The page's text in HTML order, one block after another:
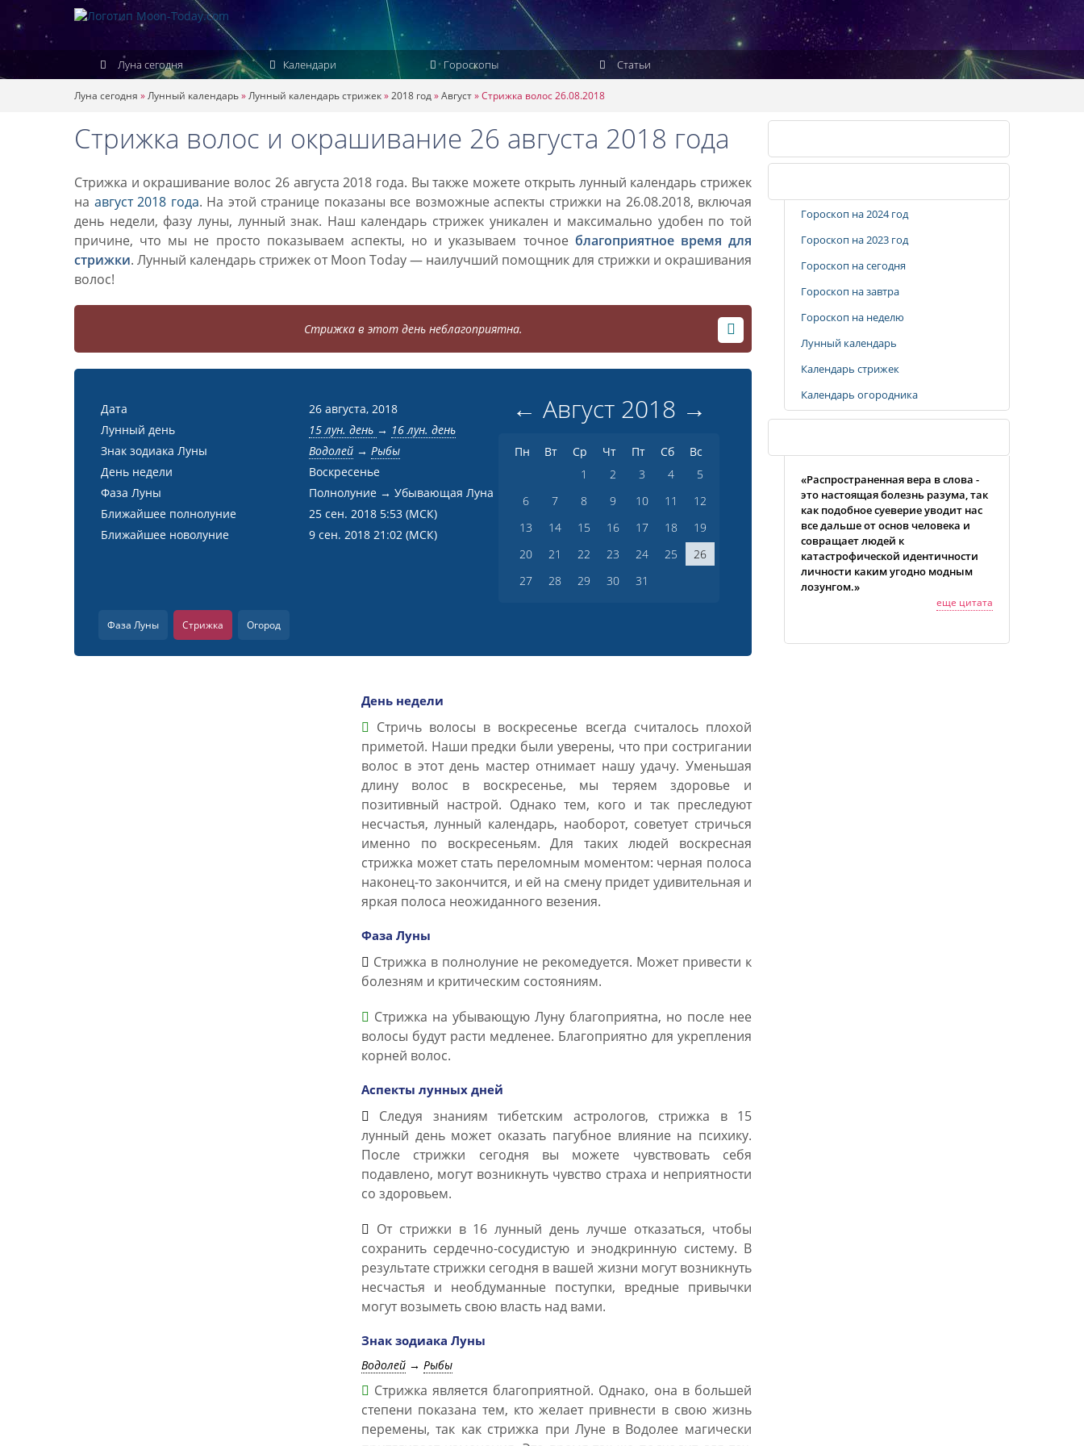
Луна сегодня Календари Гороскопы Статьи
Луна сегодня »Лунный календарь»Лунный календарь стрижек»2018 год»Август»Стрижка волос 26.08.2018
Стрижка волос и окрашивание 26 августа 2018 года
Стрижка и окрашивание волос 26 августа 2018 года. Вы также можете открыть лунный календарь стрижек
на август 2018 года. На этой странице показаны все возможные аспекты стрижки на 26.08.2018, включая
день недели, фазу луны, лунный знак. Наш календарь стрижек уникален и максимально удобен по той
причине, что мы не просто показываем аспекты, но и указываем точное благоприятное время для
стрижки. Лунный календарь стрижек от Moon Today — наилучший помощник для стрижки и окрашивания
волос!
Стрижка в этот день неблагоприятна.
Дата
26 августа, 2018
Лунный день
15 лун. день → 16 лун. день
Знак зодиака Луны
Водолей→ Рыбы
День недели
Воскресенье
Фаза Луны
Полнолуние → Убывающая Луна
Ближайшее полнолуние
25 сен. 2018 5:53 (МСК)
Ближайшее новолуние
9 сен. 2018 21:02 (МСК)
← Август 2018 →
Пн Вт Ср Чт Пт Сб
Вс
1
2 3 4
5
6
7 8 9 10 11
12
13
14 15 16 17 18
19
20
21 22 23 24 25
26
27
28 29 30 31
Фаза Луны Стрижка Огород
День недели
Стричь волосы в воскресенье всегда считалось плохой
приметой. Наши предки были уверены, что при состригании
волос в этот день мастер отнимает нашу удачу. Уменьшая
длину волос в воскресенье, мы теряем здоровье и
позитивный настрой. Однако тем, кого и так преследуют
несчастья, лунный календарь, наоборот, советует стричься
именно по воскресеньям. Для таких людей воскресная
стрижка может стать переломным моментом: черная полоса
наконец-то закончится, и ей на смену придет удивительная и
яркая полоса неожиданного везения.
Фаза Луны
Стрижка в полнолуние не рекомедуется. Может привести к
болезням и критическим состояниям.
Стрижка на убывающую Луну благоприятна, но после нее
волосы будут расти медленее. Благоприятно для укрепления
корней волос.
Аспекты лунных дней
Следуя знаниям тибетским астрологов, стрижка в 15
лунный день может оказать пагубное влияние на психику.
После стрижки сегодня вы можете чувствовать себя
подавлено, могут возникнуть чувство страха и неприятности
со здоровьем.
От стрижки в 16 лунный день лучше отказаться, чтобы
сохранить сердечно-сосудистую и энодкринную систему. В
результате стрижки сегодня в вашей жизни могут возникнуть
несчастья и необдуманные поступки, вредные привычки
могут возыметь свою власть над вами.
Знак зодиака Луны
Водолей→ Рыбы
Стрижка является благоприятной. Однако, она в большей
степени показана тем, кто желает привнести в свою жизнь
перемены, так как стрижка при Луне в Водолее магически
Гороскоп на 2024 год
Гороскоп на 2023 год
Гороскоп на сегодня
Гороскоп на завтра
Гороскоп на неделю
Лунный календарь
Календарь стрижек
Календарь огородника
«Распространенная вера в слова -
это настоящая болезнь разума, так
как подобное суеверие уводит нас
все дальше от основ человека и
совращает людей к
катастрофической идентичности
личности каким угодно модным
лозунгом.»
еще цитата